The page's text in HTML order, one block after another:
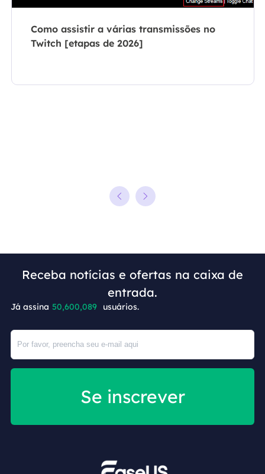
Como assistir a várias transmissões no
Twitch [etapas de 2026]
Receba notícias e ofertas na caixa de
entrada.
Já assina 50,600,089 usuários.
Se inscrever
+5